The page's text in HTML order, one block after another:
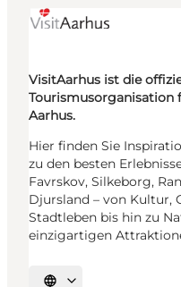
VisitAarhus ist die
Tourismusorganisation
Aarhus.
Hier finden Sie
zu den besten
Favrskov, Silkeborg,
Djursland – von Kultur,
Stadtleben bis hin zu
einzigartigen